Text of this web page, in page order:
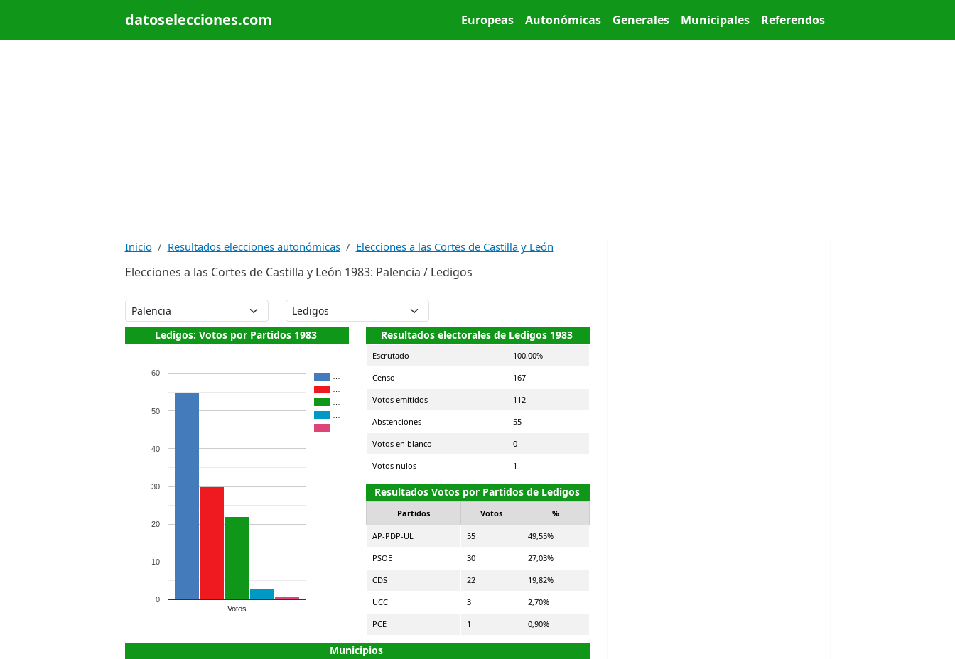
datoselecciones.com Main menu
Europeas Autonómicas Generales Municipales Referendos
Inicio Resultados elecciones autonómicas Elecciones a las Cortes de Castilla y León
Elecciones a las Cortes de Castilla y León 1983: Palencia / Ledigos
Ledigos: Votos por Partidos 1983
Votos
0
10
20
30
40
50
60
Resultados electorales de Ledigos 1983
Escrutado 100,00%
Censo 167
Votos emitidos 112
Abstenciones 55
Votos en blanco 0
Votos nulos 1
Resultados Votos por Partidos de Ledigos
Partidos Votos %
AP-PDP-UL 55 49,55%
PSOE 30 27,03%
CDS 22 19,82%
UCC 3 2,70%
PCE 1 0,90%
Municipios